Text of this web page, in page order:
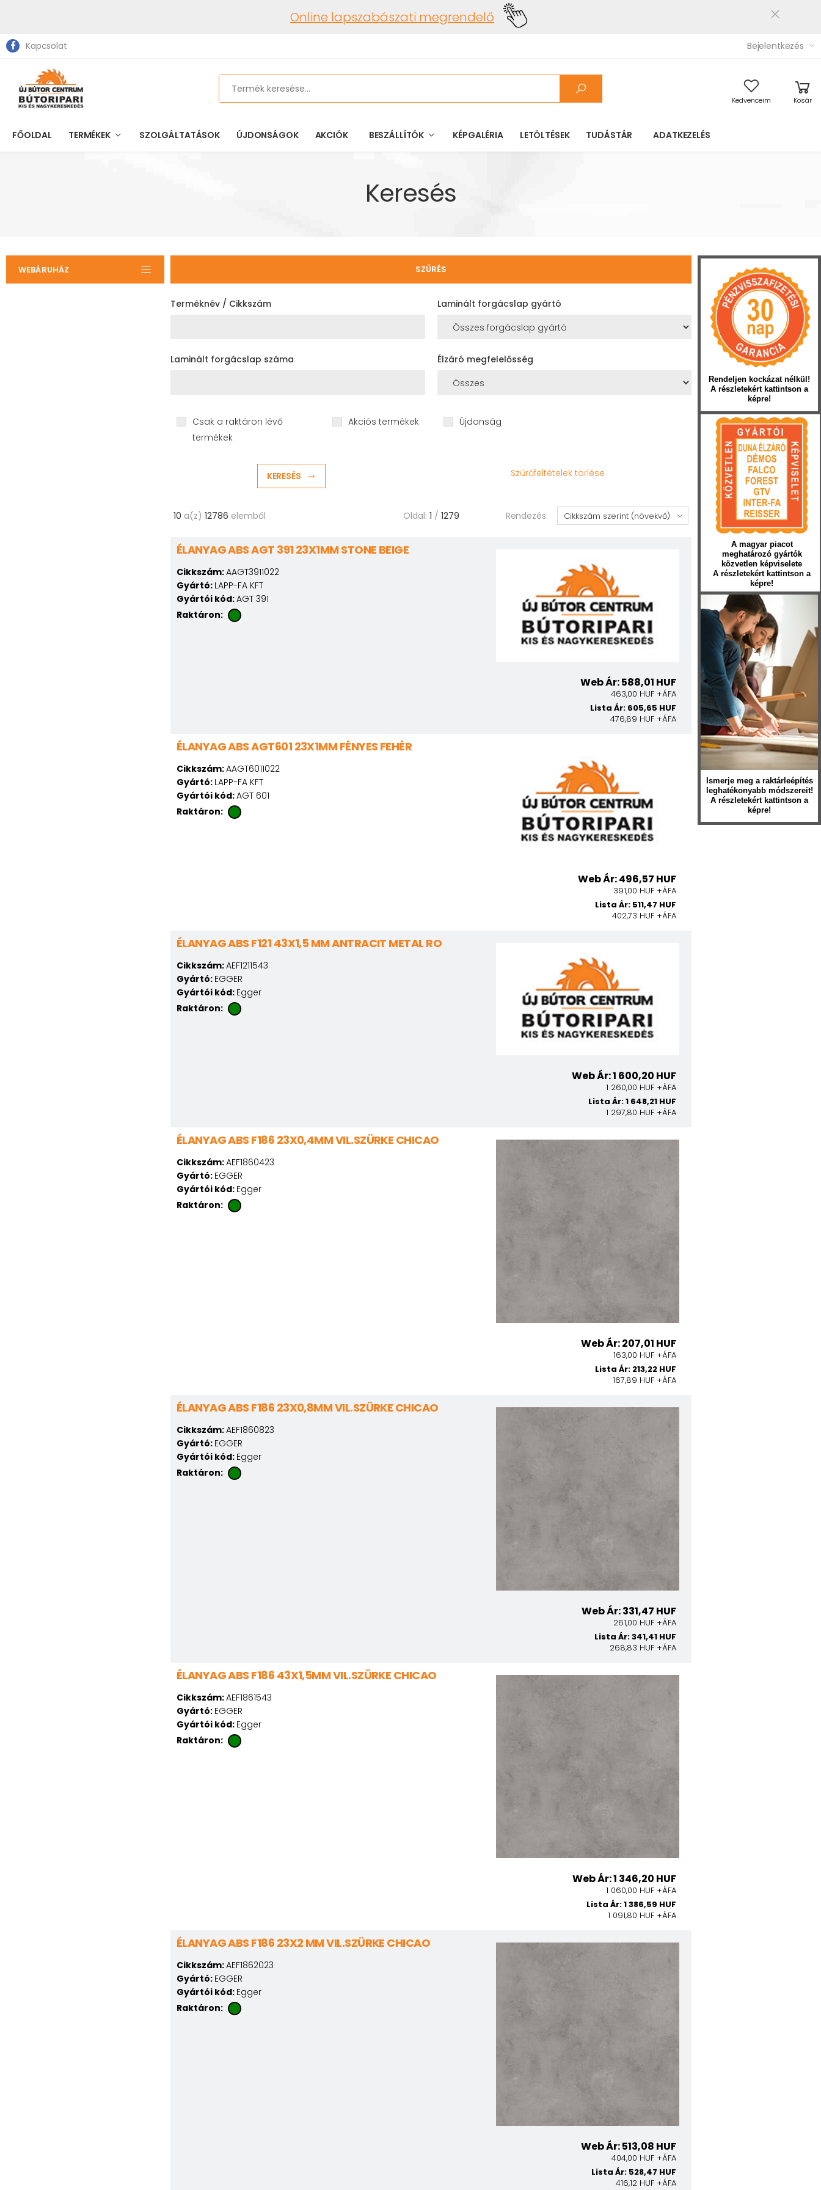
Online lapszabászati megrendelő
Kapcsolat Bejelentkezés
Search
Kedvenceim Kosár
FŐOLDAL TERMÉKEK SZOLGÁLTATÁSOK ÚJDONSÁGOK AKCIÓK BESZÁLLÍTÓK KÉPGALÉRIA LETÖLTÉSEK TUDÁSTÁR ADATKEZELÉS
Keresés
WEBÁRUHÁZ SZŰRÉS
Terméknév / Cikkszám Laminált forgácslap gyártó
Laminált forgácslap száma Élzáró megfelelősség
Csak a raktáron lévő
termékek
Akciós termékek Újdonság
KERESÉS Szűrőfeltételek törlése
10 a(z) 12786 elemből Oldal: 1 / 1279 Rendezés:
ÉLANYAG ABS AGT 391 23X1MM STONE BEIGE
Cikkszám:AAGT3911022
Gyártó: LAPP-FA KFT
Gyártói kód:AGT 391
Raktáron:
Web Ár: 588,01 HUF
463,00 HUF +ÁFA
Lista Ár: 605,65 HUF
476,89 HUF +ÁFA
ÉLANYAG ABS AGT601 23X1MM FÉNYES FEHÉR
Cikkszám:AAGT6011022
Gyártó: LAPP-FA KFT
Gyártói kód:AGT 601
Raktáron:
Web Ár: 496,57 HUF
391,00 HUF +ÁFA
Lista Ár: 511,47 HUF
402,73 HUF +ÁFA
ÉLANYAG ABS F121 43X1,5 MM ANTRACIT METAL RO
Cikkszám:AEF1211543
Gyártó: EGGER
Gyártói kód: Egger
Raktáron:
Web Ár: 1 600,20 HUF
1 260,00 HUF +ÁFA
Lista Ár: 1 648,21 HUF
1 297,80 HUF +ÁFA
ÉLANYAG ABS F186 23X0,4MM VIL.SZÜRKE CHICAO
Cikkszám:AEF1860423
Gyártó: EGGER
Gyártói kód: Egger
Raktáron:
Web Ár: 207,01 HUF
163,00 HUF +ÁFA
Lista Ár: 213,22 HUF
167,89 HUF +ÁFA
ÉLANYAG ABS F186 23X0,8MM VIL.SZÜRKE CHICAO
Cikkszám:AEF1860823
Gyártó: EGGER
Gyártói kód: Egger
Raktáron:
Web Ár: 331,47 HUF
261,00 HUF +ÁFA
Lista Ár: 341,41 HUF
268,83 HUF +ÁFA
ÉLANYAG ABS F186 43X1,5MM VIL.SZÜRKE CHICAO
Cikkszám:AEF1861543
Gyártó: EGGER
Gyártói kód: Egger
Raktáron:
Web Ár: 1 346,20 HUF
1 060,00 HUF +ÁFA
Lista Ár: 1 386,59 HUF
1 091,80 HUF +ÁFA
ÉLANYAG ABS F186 23X2 MM VIL.SZÜRKE CHICAO
Cikkszám:AEF1862023
Gyártó: EGGER
Gyártói kód: Egger
Raktáron:
Web Ár: 513,08 HUF
404,00 HUF +ÁFA
Lista Ár: 528,47 HUF
416,12 HUF +ÁFA
Rendeljen kockázat nélkül!
A részletekért kattintson a
képre!
A magyar piacot
meghatározó gyártók
közvetlen képviselete
A részletekért kattintson a
képre!
Ismerje meg a raktárleépítés
leghatékonyabb módszereit!
A részletekért kattintson a
képre!